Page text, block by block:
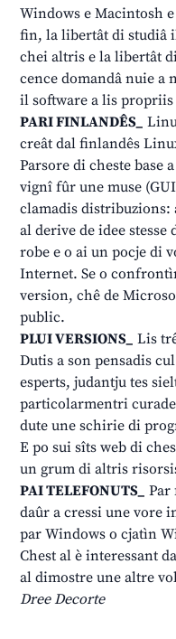
Windows e Macintosh
fin, la libertât di studiâ
chei altris e la libertât
cence domandâ nuie a
il software a lis propriis
PARI FINLANDÊS_
creât dal finlandês
Parsore di cheste base
vignî fûr une muse
clamadis distribuzions:
al derive de idee
robe e o ai un pocje di
Internet. Se o
version, chê de
public.
PLUI VERSIONS_ Lis
Dutis a son pensadis
esperts, judantju tes
particolarmentri
dute une schirie di
E po sui sîts web di
un grum di altris
PAI TELEFONUTS_ Par
daûr a cressi une vore
par Windows o cjatìn
Chest al è interessant
al dimostre une altre
Dree Decorte